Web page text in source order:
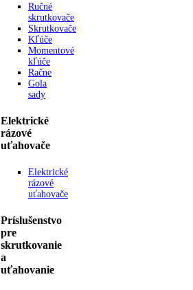
Ručné
skrutkovače
Skrutkovače
Kľúče
Momentové
kľúče
Račne
Gola
sady
Elektrické
rázové
uťahovače
Elektrické
rázové
uťahovače
Príslušenstvo
pre
skrutkovanie
a
uťahovanie